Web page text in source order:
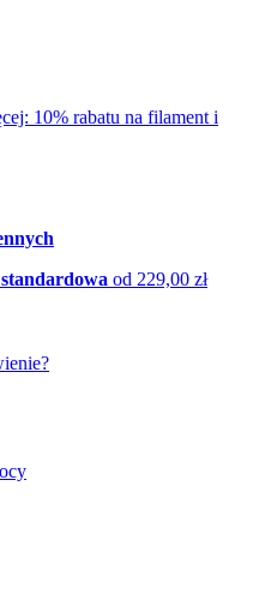
10% rabatu na filament i
od 229,00 zł